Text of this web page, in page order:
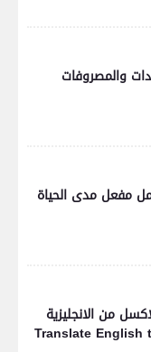
والمصروفات
مفعل مدى الحياة
من الانجليزية